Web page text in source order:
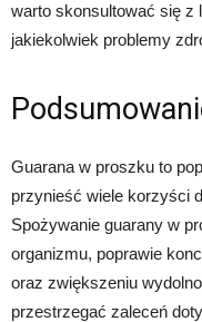
warto skonsultować się z
jakiekolwiek problemy
Guarana w proszku to
przynieść wiele korzyści
Spożywanie guarany w
organizmu, poprawie
oraz zwiększeniu
przestrzegać zaleceń